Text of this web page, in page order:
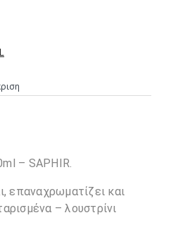
– SAPHIR.
επαναχρωματίζει και
– λουστρίνι